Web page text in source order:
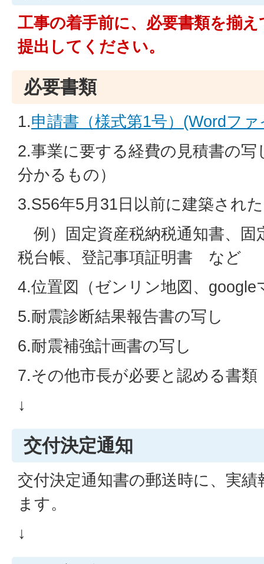
工事の着手前に、必要書類を揃
提出してください。
必要書類
1.申請書（様式第1号）(Wordフ
2.事業に要する経費の見積書の写
分かるもの）
3.S56年5月31日以前に建築され
例）固定資産税納税通知書、固
税台帳、登記事項証明書 など
4.位置図（ゼンリン地図、
5.耐震診断結果報告書の写し
6.耐震補強計画書の写し
7.その他市長が必要と認める書類
↓
交付決定通知
交付決定通知書の郵送時に、実
ます。
↓